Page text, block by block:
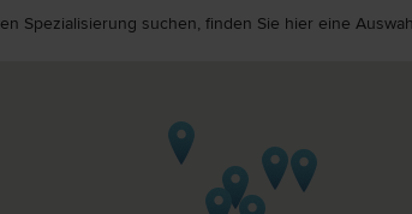
Spezialisierung suchen, finden Sie hier eine